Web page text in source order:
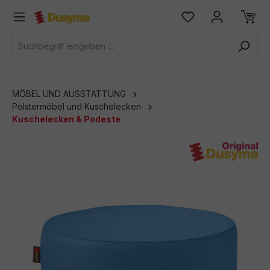
springen
MÖBEL UND AUSSTATTUNG
Polstermöbel und Kuschelecken
Kuschelecken & Podeste